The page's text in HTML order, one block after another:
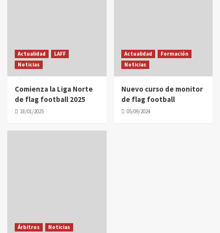
Actualidad
LAFF
Noticias
Comienza la Liga Norte
de flag football 2025
18/01/2025
Actualidad
Formación
Noticias
Nuevo curso de monitor
de flag football
05/09/2024
Árbitros Noticias